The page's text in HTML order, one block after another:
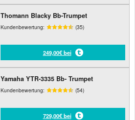
Thomann Blacky Bb-Trumpet
Kundenbewertung: (35)
249,00€ bei
Yamaha YTR-3335 Bb- Trumpet
Kundenbewertung: (54)
729,00€ bei